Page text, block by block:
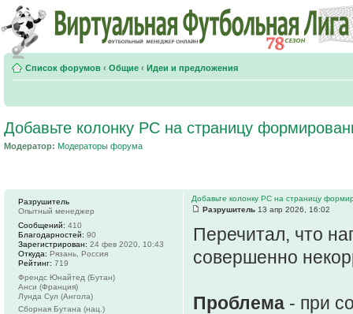
Список форумов ‹ Общие ‹ Идеи и предложения
Добавьте колонку РС на страницу
Модератор: Модераторы форума
Добавьте колонку РС на страницу
Разрушитель 13 апр 2026, 16:02
Перечитал, что
совершенно
Проблема - при
Разрушитель
Опытный менеджер
Сообщений: 410
Благодарностей: 90
Зарегистрирован: 24 фев 2020, 10:43
Откуда: Рязань, Россия
Рейтинг: 719
Френдс Юнайтед (Бутан)
Анси (Франция)
Лунда Сул (Ангола)
Сборная Бутана (нац.)